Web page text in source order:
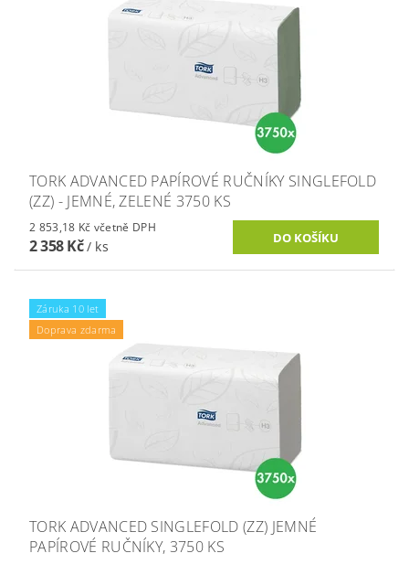
TORK ADVANCED PAPÍROVÉ RUČNÍKY SINGLEFOLD
(ZZ) - JEMNÉ, ZELENÉ 3750 KS
2 853,18 Kč včetně DPH
2 358 Kč/ ks
Záruka 10 let
Doprava zdarma
TORK ADVANCED SINGLEFOLD (ZZ) JEMNÉ
PAPÍROVÉ RUČNÍKY, 3750 KS